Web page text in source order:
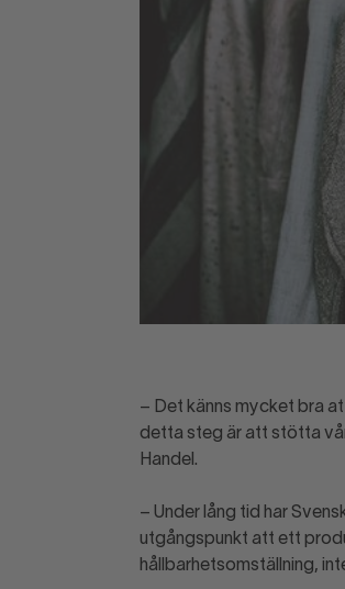
– Det känns mycket bra
detta steg är att stötta
Handel.
– Under lång tid har
utgångspunkt att ett
hållbarhetsomställning,